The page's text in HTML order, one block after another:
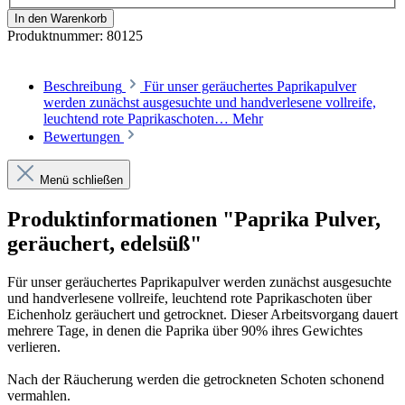
In den Warenkorb
Produktnummer: 80125
Beschreibung
Für unser geräuchertes Paprikapulver
werden zunächst ausgesuchte und handverlesene vollreife,
leuchtend rote Paprikaschoten… Mehr
Bewertungen
Menü schließen
Produktinformationen "Paprika Pulver,
geräuchert, edelsüß"
Für unser geräuchertes Paprikapulver werden zunächst ausgesuchte
und handverlesene vollreife, leuchtend rote Paprikaschoten über
Eichenholz geräuchert und getrocknet. Dieser Arbeitsvorgang dauert
mehrere Tage, in denen die Paprika über 90% ihres Gewichtes
verlieren.
Nach der Räucherung werden die getrockneten Schoten schonend
vermahlen.